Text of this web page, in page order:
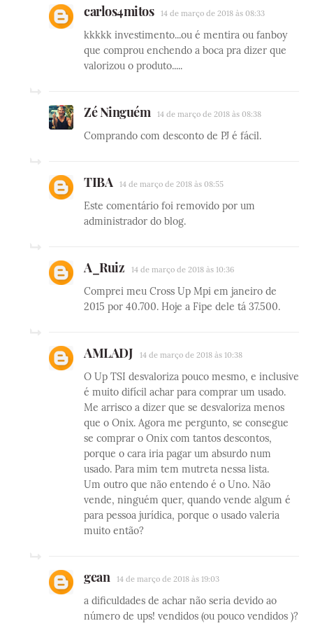
carlos4mitos 14 de março de 2018 às 08:33
kkkkk investimento...ou é mentira ou fanboy
que comprou enchendo a boca pra dizer que
valorizou o produto.....
Zé Ninguém 14 de março de 2018 às 08:38
Comprando com desconto de PJ é fácil.
TIBA 14 de março de 2018 às 08:55
Este comentário foi removido por um
administrador do blog.
A_Ruiz 14 de março de 2018 às 10:36
Comprei meu Cross Up Mpi em janeiro de
2015 por 40.700. Hoje a Fipe dele tá 37.500.
AMLADJ 14 de março de 2018 às 10:38
O Up TSI desvaloriza pouco mesmo, e inclusive
é muito difícil achar para comprar um usado.
Me arrisco a dizer que se desvaloriza menos
que o Onix. Agora me pergunto, se consegue
se comprar o Onix com tantos descontos,
porque o cara iria pagar um absurdo num
usado. Para mim tem mutreta nessa lista.
Um outro que não entendo é o Uno. Não
vende, ninguém quer, quando vende algum é
para pessoa jurídica, porque o usado valeria
muito então?
gean 14 de março de 2018 às 19:03
a dificuldades de achar não seria devido ao
número de ups! vendidos (ou pouco vendidos )?